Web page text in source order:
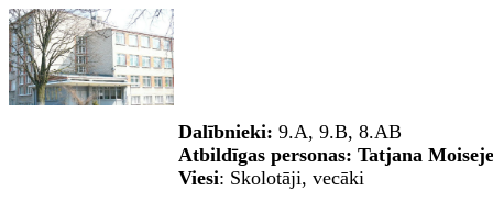
Dalībnieki: 9.A, 9.B, 8.AB
Atbildīgas personas: Tatjana
Viesi: Skolotāji, vecāki